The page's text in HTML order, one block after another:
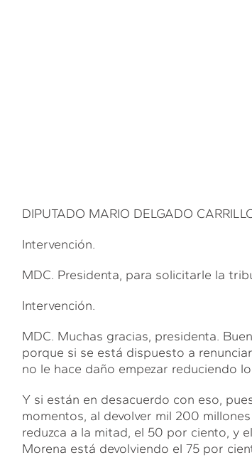
DIPUTADO MARIO DELGADO
Intervención.
MDC. Presidenta, para solicitarle la
Intervención.
MDC. Muchas gracias, presidenta.
porque si se está dispuesto a
no le hace daño empezar reduciendo
Y si están en desacuerdo con eso,
momentos, al devolver mil 200
reduzca a la mitad, el 50 por ciento, y
Morena está devolviendo el 75 por